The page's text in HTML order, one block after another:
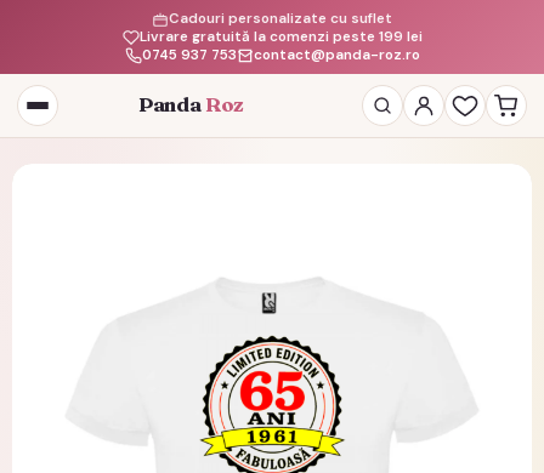
Livrare gratuită la comenzi peste 199 lei
Cadouri personalizate cu suflet
0745 937 753
contact@panda-roz.ro
Deschide
meniul
Panda Roz